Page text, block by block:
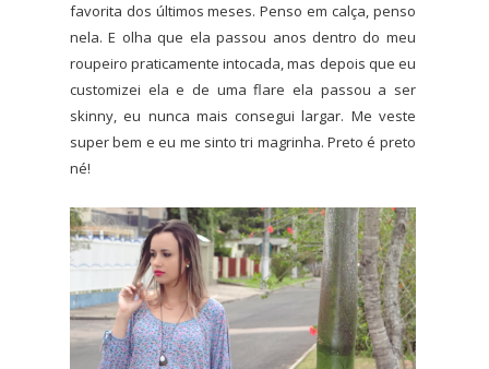
favorita dos últimos meses. Penso em calça, penso
nela. E olha que ela passou anos dentro do meu
roupeiro praticamente intocada, mas depois que eu
customizei ela e de uma flare ela passou a ser
skinny, eu nunca mais consegui largar. Me veste
super bem e eu me sinto tri magrinha. Preto é preto
né!